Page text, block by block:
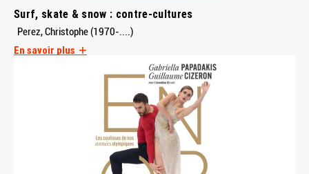
Surf, skate & snow : contre-cultures
Perez, Christophe (1970-....)
En savoir plus